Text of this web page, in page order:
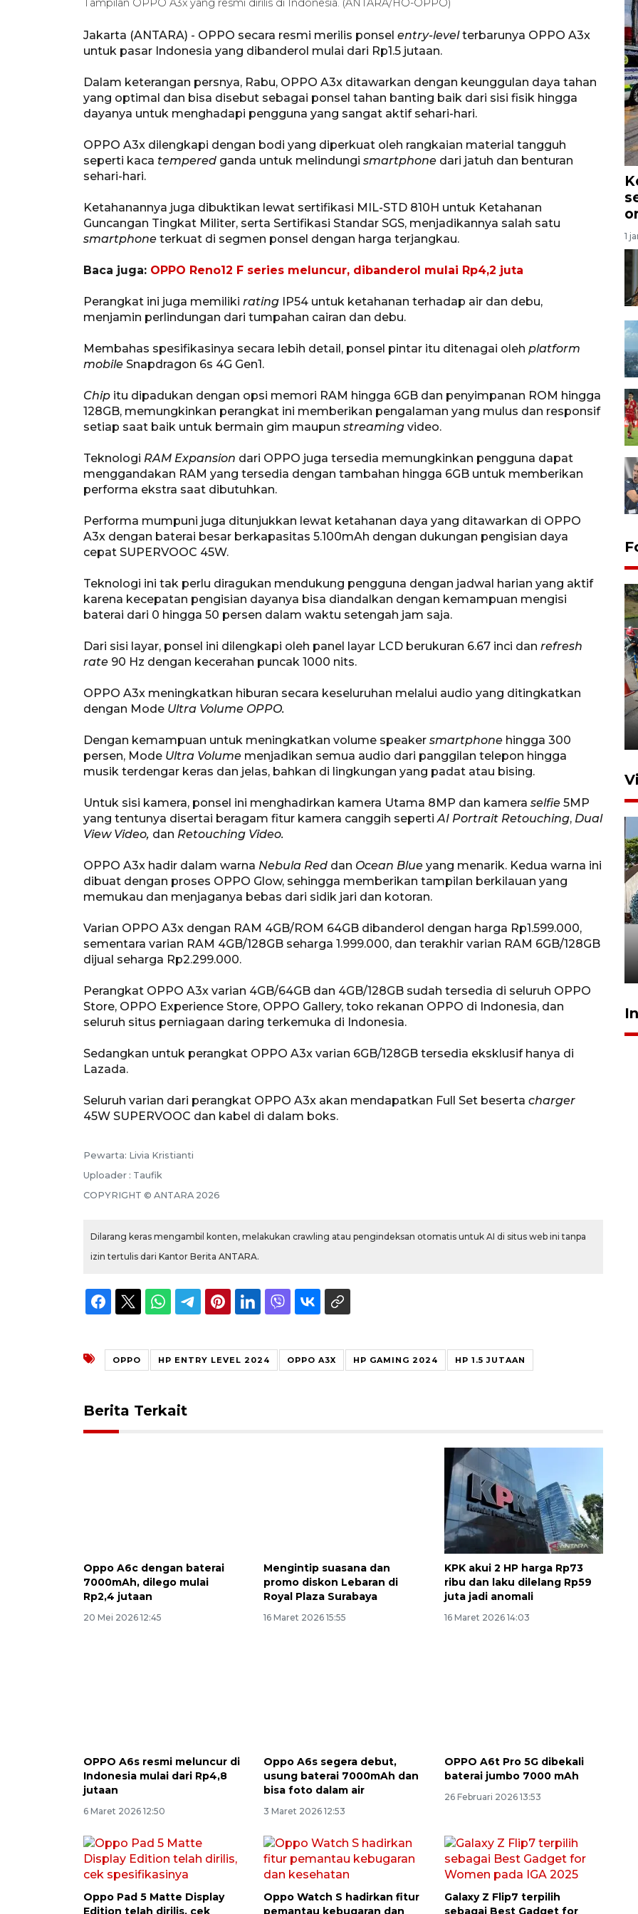
Tampilan OPPO A3x yang resmi dirilis di Indonesia. (ANTARA/HO-OPPO)
Jakarta (ANTARA) - OPPO secara resmi merilis ponsel entry-levelterbarunya OPPO A3x
untuk pasar Indonesia yang dibanderol mulai dari Rp1.5 jutaan.
Dalam keterangan persnya, Rabu, OPPO A3x ditawarkan dengan keunggulan daya tahan
yang optimal dan bisa disebut sebagai ponsel tahan banting baik dari sisi fisik hingga
dayanya untuk menghadapi pengguna yang sangat aktif sehari-hari.
OPPO A3x dilengkapi dengan bodi yang diperkuat oleh rangkaian material tangguh
seperti kaca tempered ganda untuk melindungi smartphone dari jatuh dan benturan
sehari-hari.
Ketahanannya juga dibuktikan lewat sertifikasi MIL-STD 810H untuk Ketahanan
Guncangan Tingkat Militer, serta Sertifikasi Standar SGS, menjadikannya salah satu
smartphone terkuat di segmen ponsel dengan harga terjangkau.
Baca juga: OPPO Reno12 F series meluncur, dibanderol mulai Rp4,2 juta
Perangkat ini juga memiliki rating IP54 untuk ketahanan terhadap air dan debu,
menjamin perlindungan dari tumpahan cairan dan debu.
Membahas spesifikasinya secara lebih detail, ponsel pintar itu ditenagai oleh platform
mobile Snapdragon 6s 4G Gen1.
Chip itu dipadukan dengan opsi memori RAM hingga 6GB dan penyimpanan ROM hingga
128GB, memungkinkan perangkat ini memberikan pengalaman yang mulus dan responsif
setiap saat baik untuk bermain gim maupun streaming video.
Teknologi RAM Expansion dari OPPO juga tersedia memungkinkan pengguna dapat
menggandakan RAM yang tersedia dengan tambahan hingga 6GB untuk memberikan
performa ekstra saat dibutuhkan.
Performa mumpuni juga ditunjukkan lewat ketahanan daya yang ditawarkan di OPPO
A3x dengan baterai besar berkapasitas 5.100mAh dengan dukungan pengisian daya
cepat SUPERVOOC 45W.
Teknologi ini tak perlu diragukan mendukung pengguna dengan jadwal harian yang aktif
karena kecepatan pengisian dayanya bisa diandalkan dengan kemampuan mengisi
baterai dari 0 hingga 50 persen dalam waktu setengah jam saja.
Dari sisi layar, ponsel ini dilengkapi oleh panel layar LCD berukuran 6.67 inci dan refresh
rate 90 Hz dengan kecerahan puncak 1000 nits.
OPPO A3x meningkatkan hiburan secara keseluruhan melalui audio yang ditingkatkan
dengan Mode Ultra Volume OPPO.
Dengan kemampuan untuk meningkatkan volume speaker smartphone hingga 300
persen, Mode Ultra Volume menjadikan semua audio dari panggilan telepon hingga
musik terdengar keras dan jelas, bahkan di lingkungan yang padat atau bising.
Untuk sisi kamera, ponsel ini menghadirkan kamera Utama 8MP dan kamera selfie 5MP
yang tentunya disertai beragam fitur kamera canggih seperti AI Portrait Retouching, Dual
View Video, dan Retouching Video.
OPPO A3x hadir dalam warna Nebula Red dan Ocean Blue yang menarik. Kedua warna ini
dibuat dengan proses OPPO Glow, sehingga memberikan tampilan berkilauan yang
memukau dan menjaganya bebas dari sidik jari dan kotoran.
Varian OPPO A3x dengan RAM 4GB/ROM 64GB dibanderol dengan harga Rp1.599.000,
sementara varian RAM 4GB/128GB seharga 1.999.000, dan terakhir varian RAM 6GB/128GB
dijual seharga Rp2.299.000.
Perangkat OPPO A3x varian 4GB/64GB dan 4GB/128GB sudah tersedia di seluruh OPPO
Store, OPPO Experience Store, OPPO Gallery, toko rekanan OPPO di Indonesia, dan
seluruh situs perniagaan daring terkemuka di Indonesia.
Sedangkan untuk perangkat OPPO A3x varian 6GB/128GB tersedia eksklusif hanya di
Lazada.
Seluruh varian dari perangkat OPPO A3x akan mendapatkan Full Set beserta charger
45W SUPERVOOC dan kabel di dalam boks.
Pewarta: Livia Kristianti
Uploader : Taufik
COPYRIGHT © ANTARA 2026
Dilarang keras mengambil konten, melakukan crawling atau pengindeksan otomatis untuk AI di situs web ini tanpa
izin tertulis dari Kantor Berita ANTARA.
OPPO HP ENTRY LEVEL 2024 OPPO A3X HP GAMING 2024 HP 1.5 JUTAAN
Berita Terkait
Oppo A6c dengan baterai
7000mAh, dilego mulai
Rp2,4 jutaan
20 Mei 2026 12:45
Mengintip suasana dan
promo diskon Lebaran di
Royal Plaza Surabaya
16 Maret 2026 15:55
KPK akui 2 HP harga Rp73
ribu dan laku dilelang Rp59
juta jadi anomali
16 Maret 2026 14:03
OPPO A6s resmi meluncur di
Indonesia mulai dari Rp4,8
jutaan
6 Maret 2026 12:50
Oppo A6s segera debut,
usung baterai 7000mAh dan
bisa foto dalam air
3 Maret 2026 12:53
OPPO A6t Pro 5G dibekali
baterai jumbo 7000 mAh
26 Februari 2026 13:53
Oppo Pad 5 Matte Display
Oppo Watch S hadirkan fitur
Galaxy Z Flip7 terpilih
1
Peningkatan perputaran
ton jagung petani, 95 persen
dari target
Ekspedisi Rupiah Berdaulat
2026 sambangi Papua
2026-08-06 13:15:00